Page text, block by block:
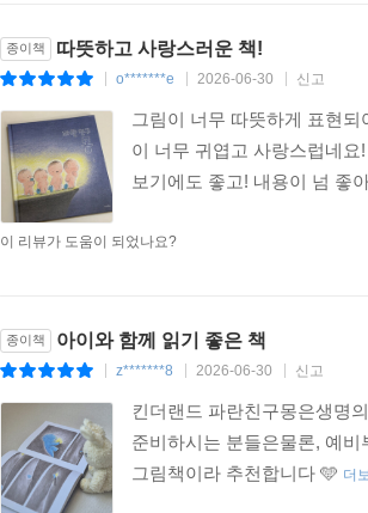
종이책 따뜻하고 사랑스러운 책!
o*******e 2026-06-30 신고
그림이 너무 따뜻하게 표현
이 너무 귀엽고 사랑스럽네
보기에도 좋고! 내용이 넘 좋
이 리뷰가 도움이 되었나요?
종이책 아이와 함께 읽기 좋은 책
z*******8 2026-06-30 신고
킨더랜드 파란친구몽은생명
준비하시는 분들은물론, 예
그림책이라 추천합니다 🩵 더